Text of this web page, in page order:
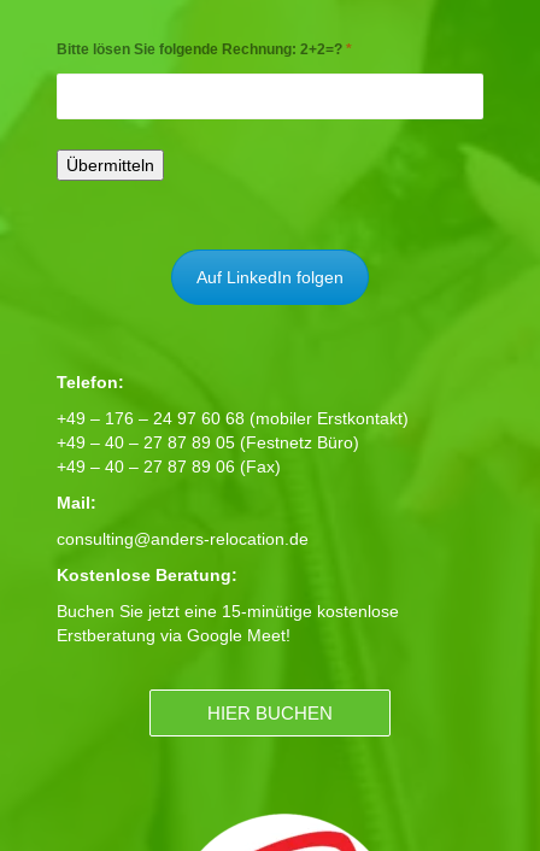
Bitte lösen Sie folgende Rechnung: 2+2=? *
Auf LinkedIn folgen
Telefon:
+49 – 176 – 24 97 60 68 (mobiler Erstkontakt)
+49 – 40 – 27 87 89 05 (Festnetz Büro)
+49 – 40 – 27 87 89 06 (Fax)
Mail:
consulting@anders-relocation.de
Kostenlose Beratung:
Buchen Sie jetzt eine 15-minütige kostenlose
Erstberatung via Google Meet!
HIER BUCHEN